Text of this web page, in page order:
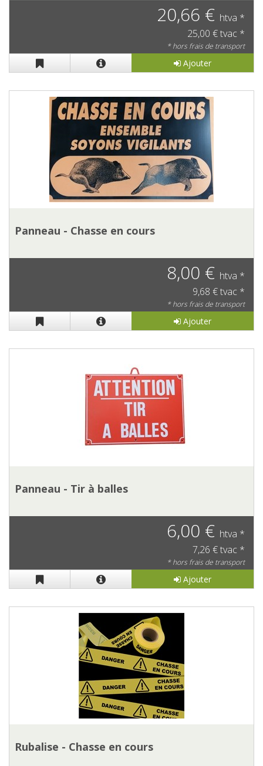
20,66 € htva *
25,00 € tvac *
* hors frais de transport
Ajouter
Panneau - Chasse en cours
8,00 € htva *
9,68 € tvac *
* hors frais de transport
Ajouter
Panneau - Tir à balles
6,00 € htva *
7,26 € tvac *
* hors frais de transport
Ajouter
Rubalise - Chasse en cours